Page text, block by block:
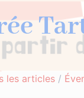
les articles /